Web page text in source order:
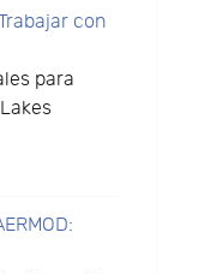
con
para